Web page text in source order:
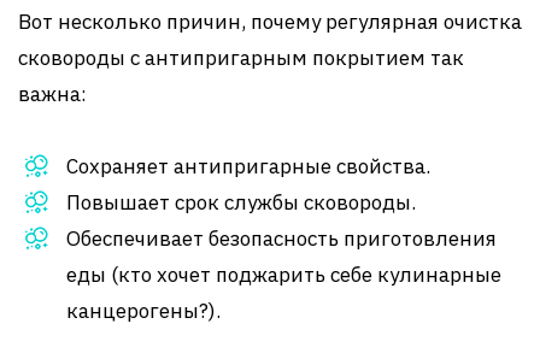
Вот несколько причин, почему регулярная очистка
сковороды с антипригарным покрытием так
важна:
Сохраняет антипригарные свойства.
Повышает срок службы сковороды.
Обеспечивает безопасность приготовления
еды (кто хочет поджарить себе кулинарные
канцерогены?).